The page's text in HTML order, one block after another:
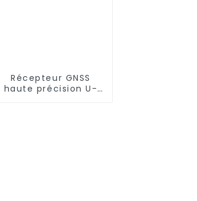
Récepteur GNSS
haute précision U-